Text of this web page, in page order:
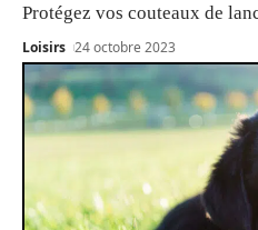
Protégez vos couteaux de
Loisirs 24 octobre 2023